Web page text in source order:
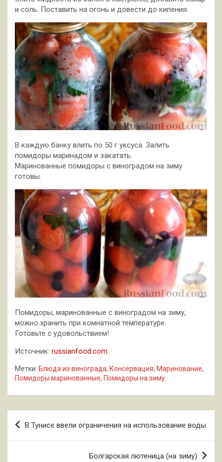
и соль. Поставить на огонь и довести до кипения.
В каждую банку влить по 50 г уксуса. Залить
помидоры маринадом и закатать.
Маринованные помидоры с виноградом на зиму
готовы.
Помидоры, маринованные с виноградом на зиму,
можно хранить при комнатной температуре.
Готовьте с удовольствием!
Источник: russianfood.com
Метки: Блюда из винограда, Консервация, Маринование,
Помидоры маринованные, Помидоры на зиму
Навигация
по
В Тунисе ввели ограничения на использование воды
Болгарская лютеница (на зиму)